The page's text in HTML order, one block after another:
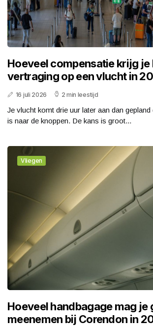
Hoeveel compensatie krijg je
vertraging op een vlucht in
16 juli 2026 2 min leestijd
Je vlucht komt drie uur later aan dan gepland
is naar de knoppen. De kans is groot...
Vliegen
Hoeveel handbagage mag je
meenemen bij Corendon in